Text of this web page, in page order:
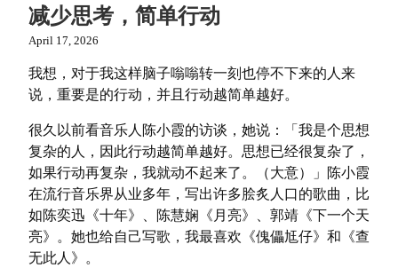
减少思考，简单行动
April 17, 2026
我想，对于我这样脑子嗡嗡转一刻也停不下来的人来
说，重要是的行动，并且行动越简单越好。
很久以前看音乐人陈小霞的访谈，她说：「我是个思想
复杂的人，因此行动越简单越好。思想已经很复杂了，
如果行动再复杂，我就动不起来了。（大意）」陈小霞
在流行音乐界从业多年，写出许多脍炙人口的歌曲，比
如陈奕迅《十年》、陈慧娴《月亮》、郭靖《下一个天
亮》。她也给自己写歌，我最喜欢《傀儡尪仔》和《查
无此人》。